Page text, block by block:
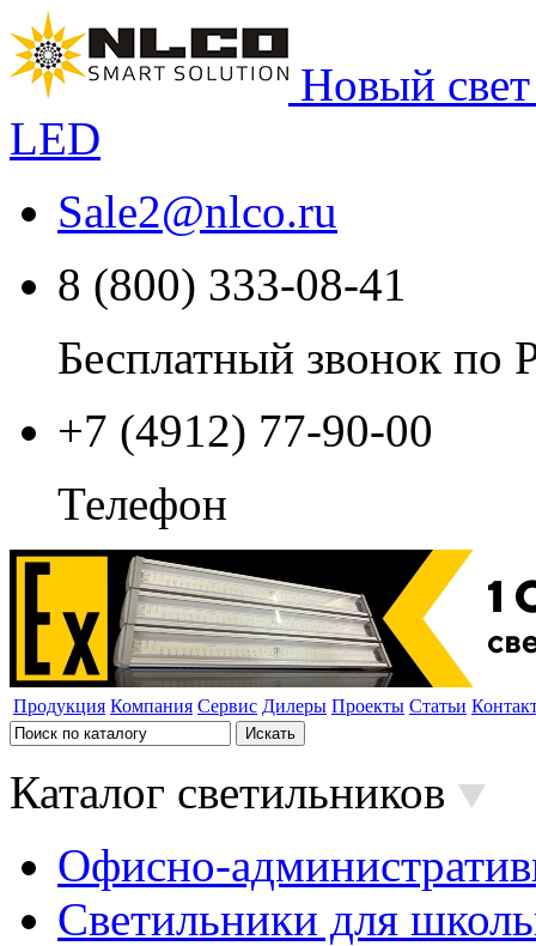
Новый
LED
Sale2@nlco.ru
8 (800) 333-08-41
Бесплатный звонок по
+7 (4912) 77-90-00
Телефон
Продукция Компания Сервис Дилеры Проекты Статьи
Каталог светильников
Офисно-
Светильники для